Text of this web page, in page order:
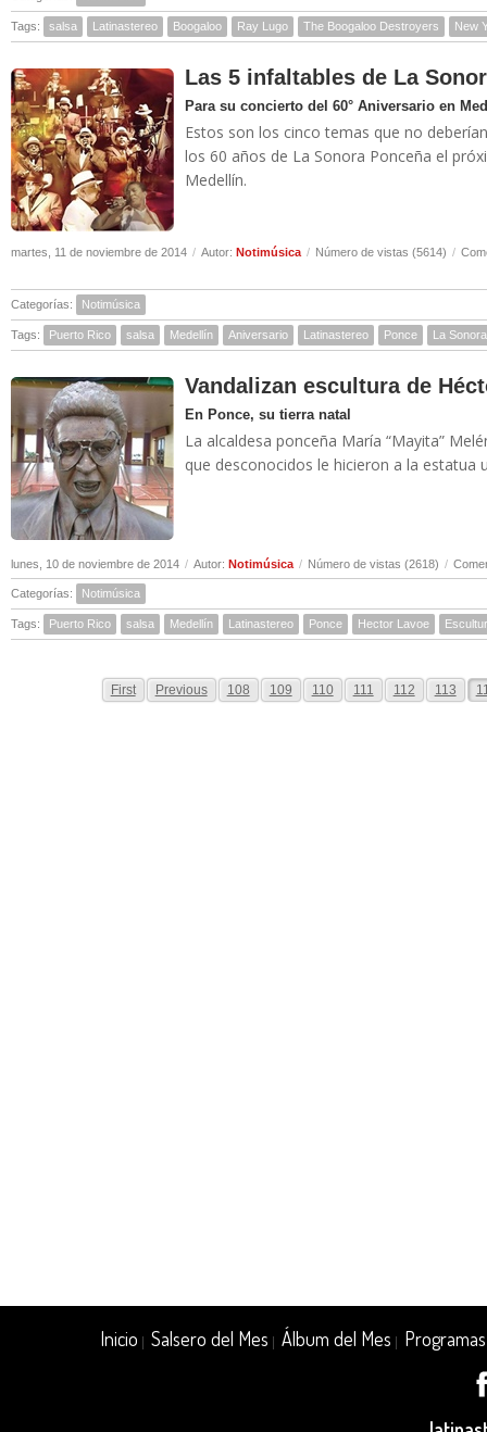
Tags: salsa Latinastereo Boogaloo Ray Lugo The Boogaloo Destroyers New
Las 5 infaltables de La
Para su concierto del 60° Aniversario en
Estos son los cinco temas que no
los 60 años de La Sonora Ponceña el
Medellín.
martes, 11 de noviembre de 2014 / Autor: Notimúsica / Número de vistas (5614) /
Categorías: Notimúsica
Tags: Puerto Rico salsa Medellín Aniversario Latinastereo Ponce La
Vandalizan escultura de
En Ponce, su tierra natal
La alcaldesa ponceña María “Mayita”
que desconocidos le hicieron a la estatua
lunes, 10 de noviembre de 2014 / Autor: Notimúsica / Número de vistas (2618) /
Categorías: Notimúsica
Tags: Puerto Rico salsa Medellín Latinastereo Ponce Hector Lavoe
First Previous 108 109 110 111 112 113
Inicio |Salsero del Mes |Álbum del Mes Programas